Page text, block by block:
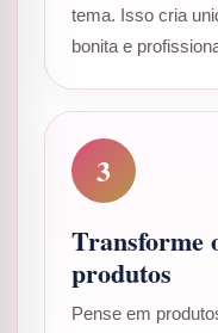
tema. Isso cria
bonita e
3
Transforme
produtos
Pense em